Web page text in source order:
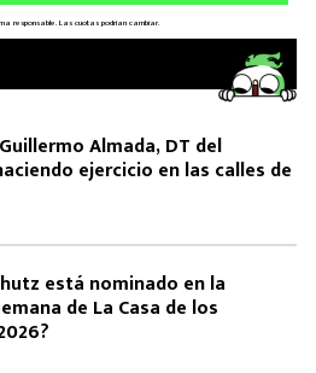
Almada, DT del
ejercicio en las calles de
está nominado en la
de La Casa de los